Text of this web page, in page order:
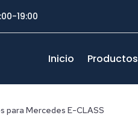
19:00
Inicio Productos
para Mercedes E-CLASS